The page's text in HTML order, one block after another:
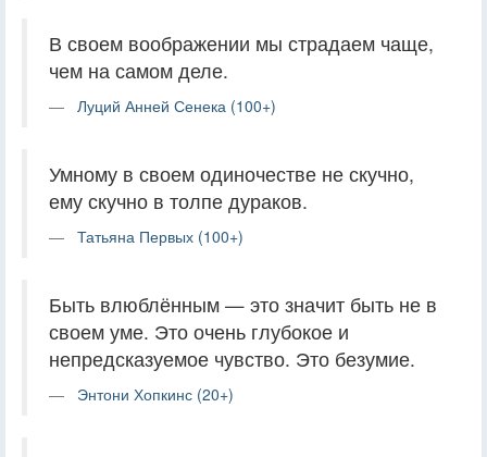
В своем воображении мы страдаем чаще,
чем на самом деле.
Луций Анней Сенека (100+)
Умному в своем одиночестве не скучно,
ему скучно в толпе дураков.
Татьяна Первых (100+)
Быть влюблённым — это значит быть не в
своем уме. Это очень глубокое и
непредсказуемое чувство. Это безумие.
Энтони Хопкинс (20+)